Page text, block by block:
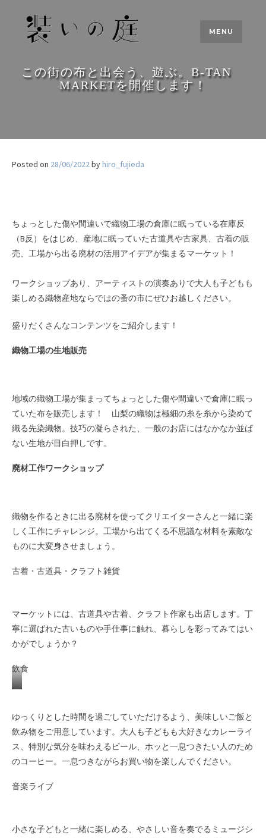
MENU
この街の布と出会う、遊ぶ。B-TAN
MARKETを開催します！
Posted on 28/06/2022byhiro_fujieda
ちょっとした傷や間違いで織物工場の倉庫に眠っている在庫反
（B反）をはじめ、産地に眠っていた古道具や古家具、古着の販
売、工場から出る廃材の活用アイデアが集まるマーケット！
ワークショップあり、アーティストの演奏ありで大人も子どもも
楽しめる織物産地ならではの蚤の市にぜひお越しください。
盛りだくさんなコンテンツをご紹介します！
織物工場の生地販売
地域の織物工場が集まってちょっとした傷や間違いで倉庫に眠っ
ていた布を販売します！ 山梨の織物は極細の糸を糸から染めて
織る先染織物。技巧の凝らされた、一般のお店にはなかなか並ば
ない生地が目白押しです。
廃材工作ワークショップ
織物を作るときに出る廃材を使ってクリエイターさんと一緒に楽
しく工作にチャレンジ。工場から出てくる不思議な材料を素敵な
ものに大変身させましょう。
古着・古道具・クラフト雑貨
マーケットには、古道具や古着、クラフト作家も出店します。丁
寧に選ばれた古いものや手仕事に触れ、暮らしを彩ってみてはい
かがでしょうか？
飲食
ゆっくりとした時間を過ごしていただけるよう、美味しいご飯と
飲み物をご用意しています。大人も子どもも大好きなカレーライ
ス、特別な気分を味わえるビール、ホッと一息つきたい人のため
のコーヒー。一息つきながらお買い物を楽しんでください。
音楽ライブ
小さな子どもと一緒に楽しめる、やさしい音を奏でるミュージシ